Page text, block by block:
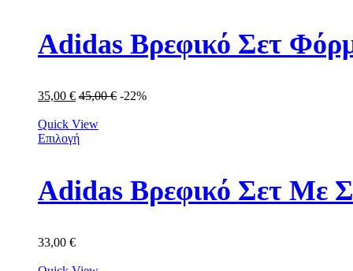
Adidas Βρεφικό Σετ
35,00 € 45,00€ -22%
Quick View
Επιλογή
Adidas Βρεφικό Σετ Με
33,00 €